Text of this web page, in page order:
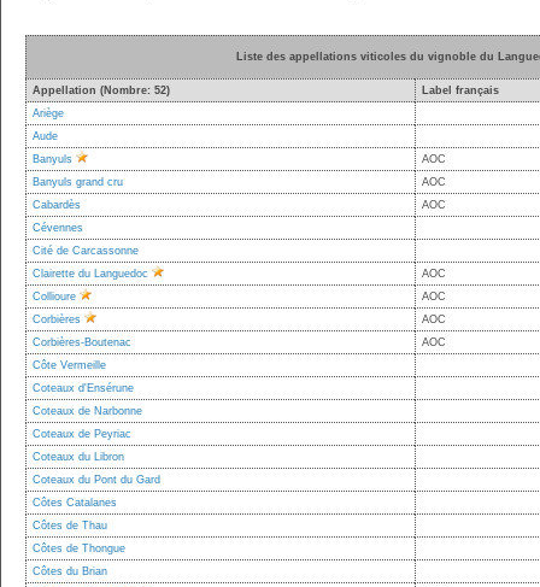
Liste des appellations viticoles du vignoble du
Appellation (Nombre: 52)
Label français
Ariège
Aude
Banyuls
AOC
Banyuls grand cru
AOC
Cabardès
AOC
Cévennes
Cité de Carcassonne
Clairette du Languedoc
AOC
Collioure
AOC
Corbières
AOC
Corbières-Boutenac
AOC
Côte Vermeille
Coteaux d'Ensérune
Coteaux de Narbonne
Coteaux de Peyriac
Coteaux du Libron
Coteaux du Pont du Gard
Côtes Catalanes
Côtes de Thau
Côtes de Thongue
Côtes du Brian